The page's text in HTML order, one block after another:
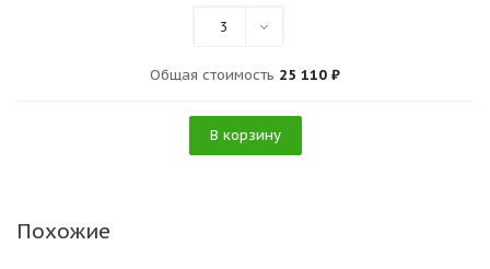
3
Общая стоимость 25 110 ₽
В корзину
Похожие